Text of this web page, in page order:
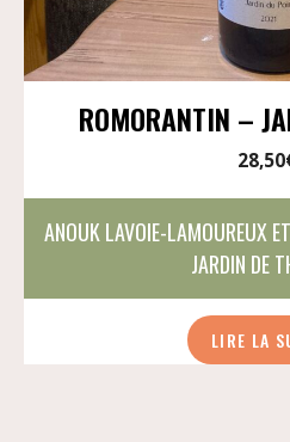
ROMORANTIN –
28,50
ANOUK LAVOIE-LAMOUREUX
JARDIN DE
LIRE LA